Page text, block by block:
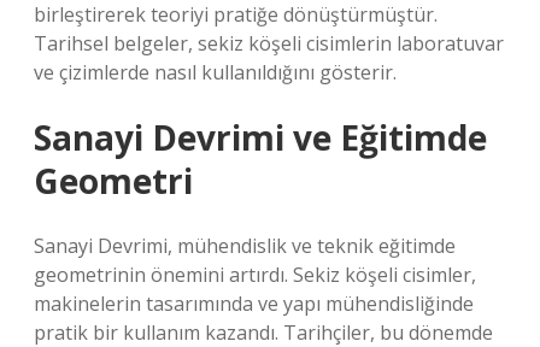
birleştirerek teoriyi pratiğe dönüştürmüştür.
Tarihsel belgeler, sekiz köşeli cisimlerin laboratuvar
ve çizimlerde nasıl kullanıldığını gösterir.
Sanayi Devrimi ve Eğitimde
Geometri
Sanayi Devrimi, mühendislik ve teknik eğitimde
geometrinin önemini artırdı. Sekiz köşeli cisimler,
makinelerin tasarımında ve yapı mühendisliğinde
pratik bir kullanım kazandı. Tarihçiler, bu dönemde